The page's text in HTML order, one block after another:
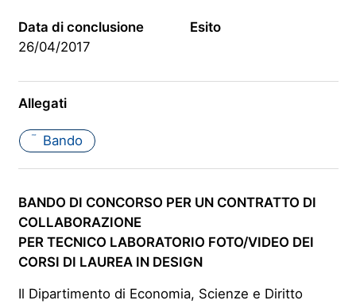
Data di conclusione
26/04/2017
Esito
Allegati
PDF Bando
BANDO DI CONCORSO PER UN CONTRATTO DI
COLLABORAZIONE
PER TECNICO LABORATORIO FOTO/VIDEO DEI
CORSI DI LAUREA IN DESIGN
Il Dipartimento di Economia, Scienze e Diritto